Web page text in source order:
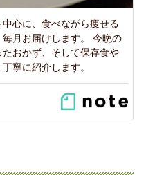
心に、食べながら痩せる
月お届けします。 今晩の
おかず、そして保存食や
寧に紹介します。